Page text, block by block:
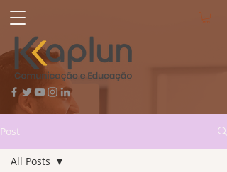
Post
All Posts